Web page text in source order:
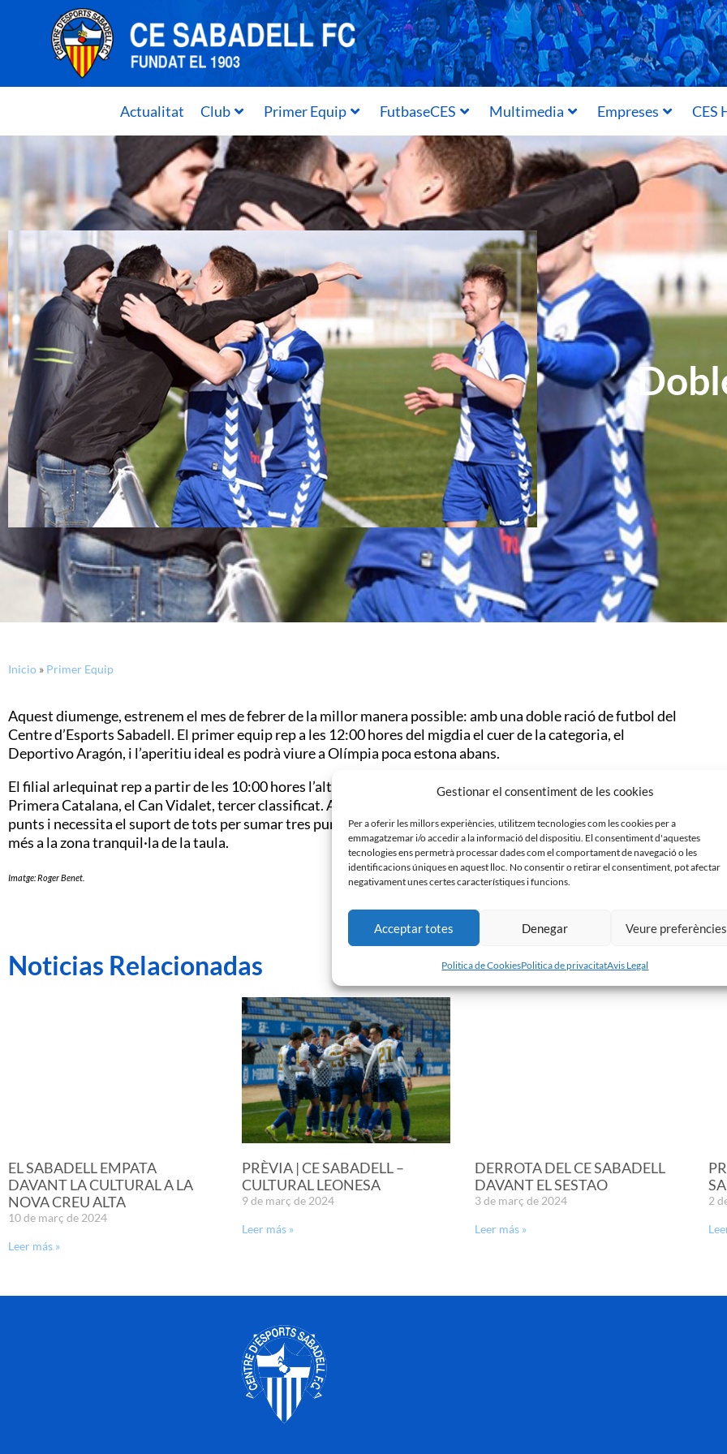
Gestionar el consentiment de les cookies
Per a oferir les millors experiències, utilitzem tecnologies com les cookies per a
emmagatzemar i/o accedir a la informació del dispositiu. El consentiment d'aquestes
tecnologies ens permetrà processar dades com el comportament de navegació o les
identificacions úniques en aquest lloc. No consentir o retirar el consentiment, pot afectar
negativament unes certes característiques i funcions.
Acceptar totes Denegar Veure preferències
Politica de CookiesPolitica de privacitatAvis Legal
Actualitat Club Primer Equip FutbaseCES Multimedia Empreses CES
Inicio » Primer Equip
Aquest diumenge, estrenem el mes de febrer de la millor manera possible: amb una doble ració de futbol del
Centre d’Esports Sabadell. El primer equip rep a les 12:00 hores del migdia el cuer de la categoria, el
Deportivo Aragón, i l’aperitiu ideal es podrà viure a Olímpia poca estona abans.
El filial arlequinat rep a partir de les 10:00 hores l’altre equip que juga a quadres blaus i blancs del Grup 1 de
Primera Catalana, el Can Vidalet, tercer classificat. Actualment, el conjunt de Carlos López és 12è amb 25
punts i necessita el suport de tots per sumar tres punts importants que els permetin seguir una setmana
més a la zona tranquil·la de la taula.
Imatge: Roger Benet.
Noticias Relacionadas
EL SABADELL EMPATA
DAVANT LA CULTURAL A LA
NOVA CREU ALTA
10 de març de 2024
Leer más »
PRÈVIA | CE SABADELL –
CULTURAL LEONESA
9 de març de 2024
Leer más »
DERROTA DEL CE SABADELL
DAVANT EL SESTAO
3 de març de 2024
Leer más »
2